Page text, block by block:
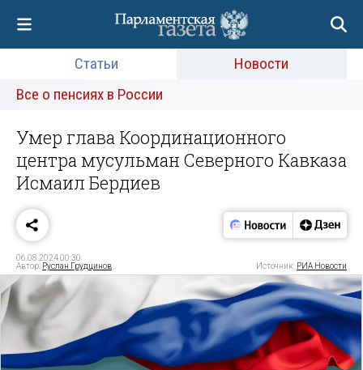
Статьи
Новости
Все о пенсиях в России
Умер глава Координационного
центра мусульман Северного Кавказа
Исмаил Бердиев
06.08.2024 00:30
Автор: Руслан Грудцинов Источник: РИА Новости